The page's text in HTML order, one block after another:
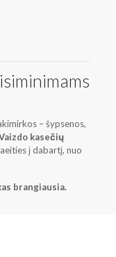
– šypsenos,
kasečių
į dabartį, nuo
brangiausia.